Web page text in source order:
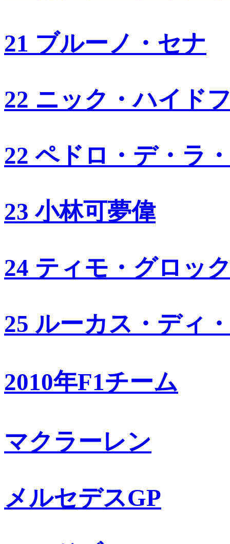
21 ブルーノ・セナ
22 ニック・ハイド
22 ペドロ・デ・ラ
23 小林可夢偉
24 ティモ・グロッ
25 ルーカス・ディ
2010年F1チーム
マクラーレン
メルセデスGP